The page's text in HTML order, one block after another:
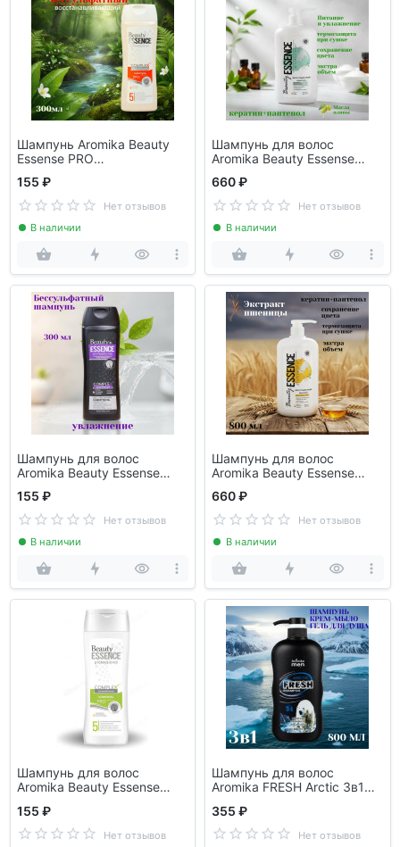
Шампунь Aromika Beauty
Essense PRO
155 ₽
Нет отзывов
В наличии
Шампунь для волос
Aromika Beauty Essense
660 ₽
Нет отзывов
В наличии
Шампунь для волос
Aromika Beauty Essense
155 ₽
Нет отзывов
В наличии
Шампунь для волос
Aromika Beauty Essense
660 ₽
Нет отзывов
В наличии
Шампунь для волос
Aromika Beauty Essense
155 ₽
Нет отзывов
Шампунь для волос
Aromika FRESH Arctic 3в1
355 ₽
Нет отзывов